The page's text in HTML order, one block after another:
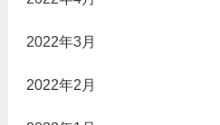
2022年3月
2022年2月